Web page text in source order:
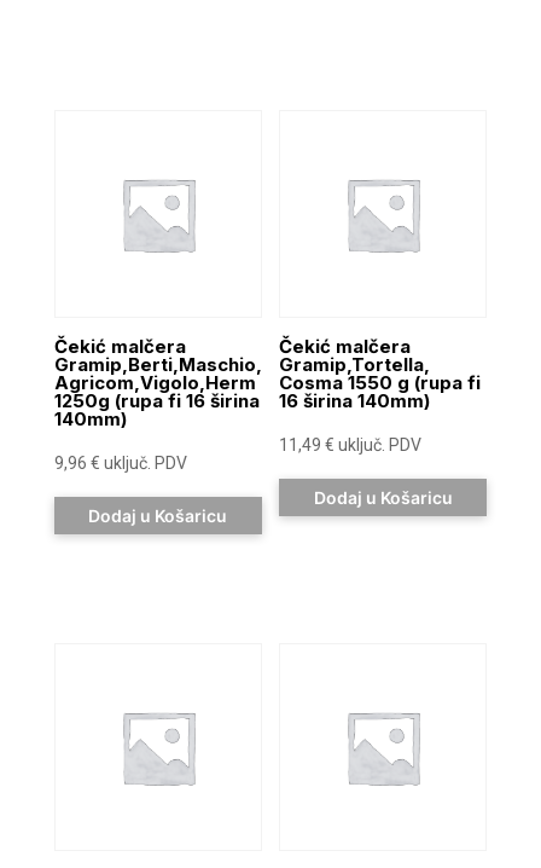
Čekić malčera
Gramip,Berti,Maschio,
Agricom,Vigolo,Herm
1250g (rupa fi 16 širina
140mm)
9,96 € uključ. PDV
Dodaj u Košaricu
Čekić malčera
Gramip,Tortella,
Cosma 1550 g (rupa fi
16 širina 140mm)
11,49€ uključ. PDV
Dodaj u Košaricu